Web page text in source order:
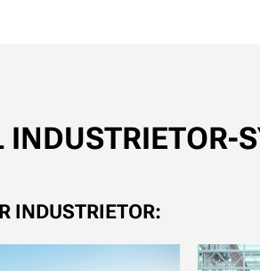
INDUSTRIETOR: